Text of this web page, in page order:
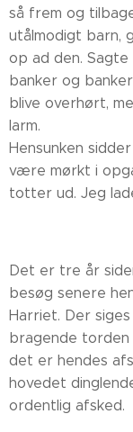
så frem og
utålmodigt barn,
op ad den.
banker og
blive overhørt,
larm.
Hensunken
være mørkt i
totter ud. Jeg
Det er tre år
besøg senere
Harriet. Der
bragende torden
det er hendes
hovedet
ordentlig afsked.